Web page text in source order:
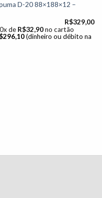
D-20 88×188×12 –
R$329,00
de R$32,90 no cartão
296,10 (dinheiro ou débito na